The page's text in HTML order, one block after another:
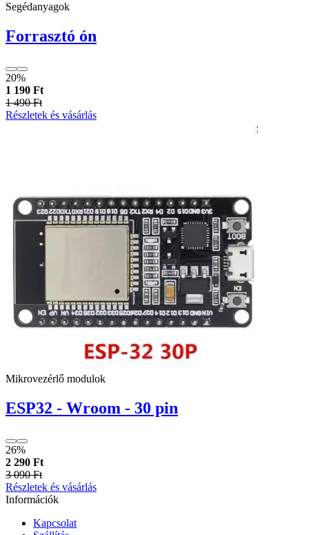
Segédanyagok
Forrasztó ón
20%
1 190 Ft
1 490 Ft
Részletek és vásárlás
Mikrovezérlő modulok
ESP32 - Wroom - 30 pin
26%
2 290 Ft
3 090 Ft
Részletek és vásárlás
Információk
Kapcsolat